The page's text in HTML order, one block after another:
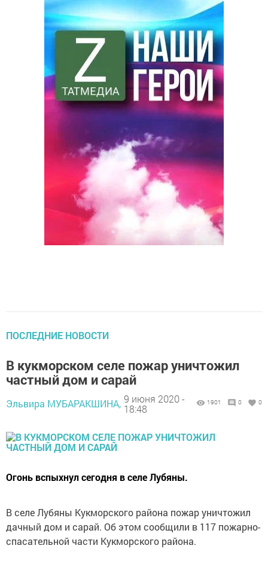
ПОСЛЕДНИЕ НОВОСТИ
В кукморском селе пожар уничтожил
частный дом и сарай
Эльвира МУБАРАКШИНА, 9 июня 2020 -
18:48
1901 0 0
Огонь вспыхнул сегодня в селе Лубяны.
В селе Лубяны Кукморского района пожар уничтожил
дачный дом и сарай. Об этом сообщили в 117 пожарно-
спасательной части Кукморского района.